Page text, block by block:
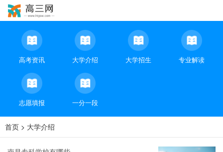
高考资讯 大学介绍 大学招生 专业解读
志愿填报 一分一段
首页 > 大学介绍